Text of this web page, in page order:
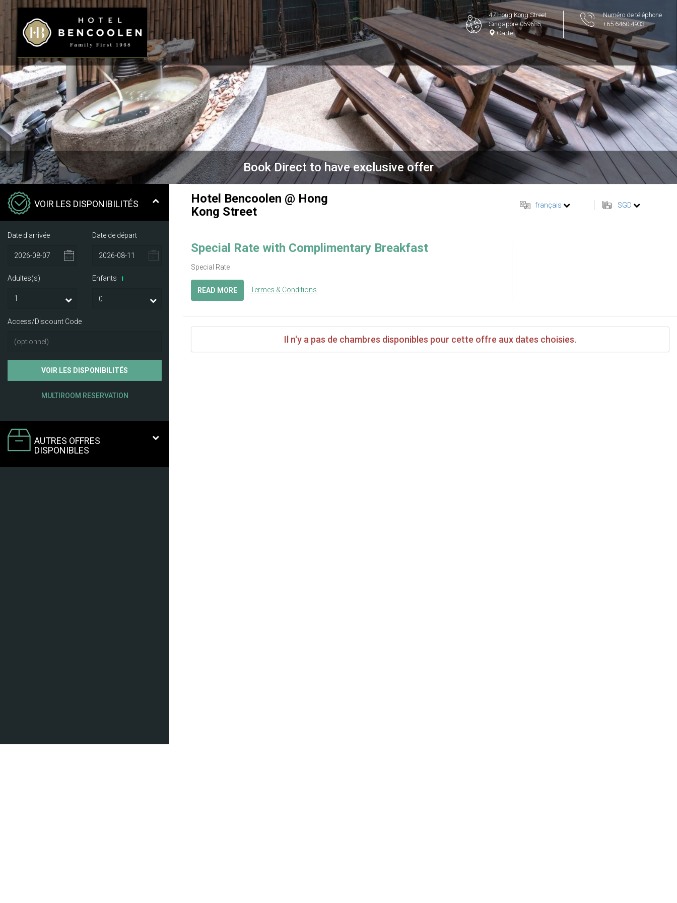
47 Hong Kong Street
Singapore 059685
Carte
Numéro de téléphone
+65 6460 4933
Book Direct to have exclusive offer
VOIR LES DISPONIBILITÉS
Date d'arrivée Date de départ
Adultes(s) Enfants i
Access/Discount Code
VOIR LES DISPONIBILITÉS
MULTIROOM RESERVATION
AUTRES OFFRES
DISPONIBLES
Hotel Bencoolen @ Hong
Kong Street
français SGD
Special Rate with Complimentary Breakfast
Special Rate
READ MORE Termes & Conditions
Il n'y a pas de chambres disponibles pour cette offre aux dates choisies.